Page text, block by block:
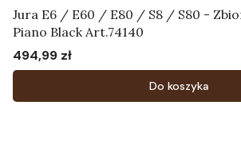
Jura E6 / E60 / E80 / S8 / S80 -
Piano Black Art.74140
Cena
494,99 zł
Do koszyka